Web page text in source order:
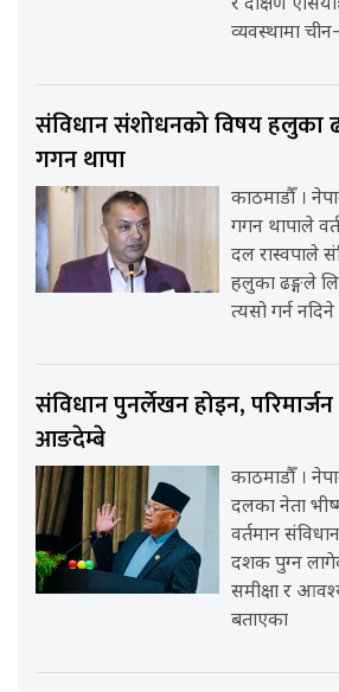
र दक्षिण
व्यवस्थामा
संविधान संशोधनको विषय हलुका
गगन थापा
काठमाडौँ ।
गगन थापाले
दल रास्वपाले
हलुका ढङ्गले
त्यसो गर्न
संविधान पुनर्लेखन होइन,
आङदेम्बे
काठमाडौँ ।
दलका नेता
वर्तमान
दशक पुग्न
समीक्षा र
बताएका